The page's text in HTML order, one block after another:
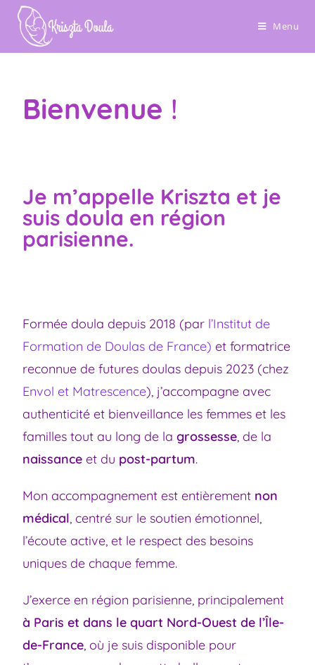
Menu
Bienvenue !
Je m’appelle Kriszta et je
suis doula en région
parisienne.
Formée doula depuis 2018 (par l’Institut de
Formation de Doulas de France) et formatrice
reconnue de futures doulas depuis 2023 (chez
Envol et Matrescence), j’accompagne avec
authenticité et bienveillance les femmes et les
familles tout au long de lagrossesse, de la
naissance et du post-partum.
Mon accompagnement est entièrement non
médical, centré sur le soutien émotionnel,
l’écoute active, et le respect des besoins
uniques de chaque femme.
J’exerce en région parisienne, principalement
à Paris et dans le quart Nord-Ouest de l’Île-
de-France, où je suis disponible pour